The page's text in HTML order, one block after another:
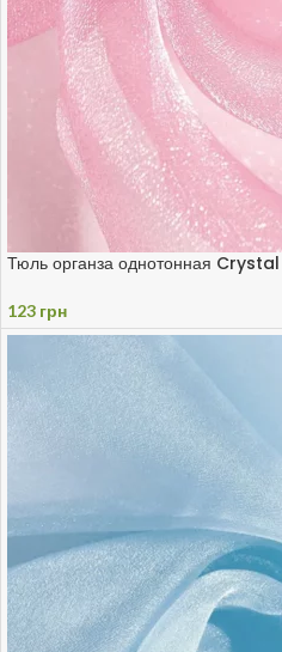
Тюль органза однотонная
123 грн